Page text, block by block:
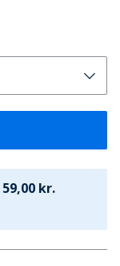
59,00 kr.